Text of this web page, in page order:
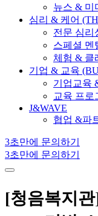
뉴스 & 미
심리 & 케어
전문 심리
스페셜 멘
체험 & 클
기업 & 교육
기업교육
교육 프로
J&WAVE
협업 &파
3초만에 문의하기
3초만에 문의하기
[청음복지